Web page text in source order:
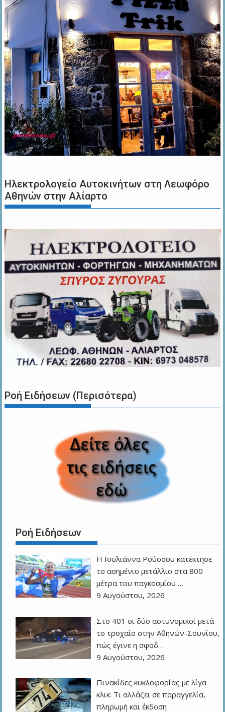
Ηλεκτρολογείο Αυτοκινήτων στη Λεωφόρο
Αθηνών στην Αλίαρτο
Ροή Ειδήσεων (Περισότερα)
Ροή Ειδήσεων
Η Ιουλιάννα Ρούσσου κατέκτησε
το ασημένιο μετάλλιο στα 800
μέτρα του παγκοσμίου …
9 Αυγούστου, 2026
Στο 401 οι δύο αστυνομικοί μετά
το τροχαίο στην Αθηνών-Σουνίου,
πώς έγινε η σφοδ…
9 Αυγούστου, 2026
Πινακίδες κυκλοφορίας με λίγα
κλικ: Τι αλλάζει σε παραγγελία,
πληρωμή και έκδοση